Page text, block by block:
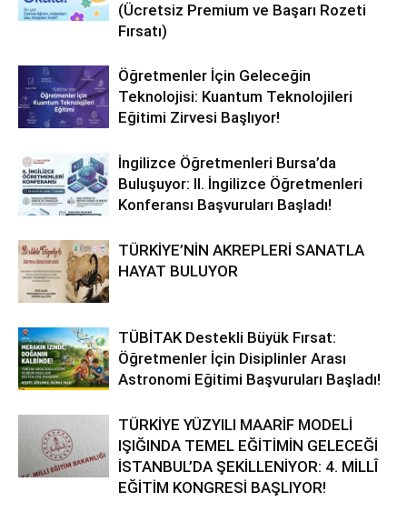
(Ücretsiz Premium ve Başarı Rozeti
Fırsatı)
Öğretmenler İçin Geleceğin
Teknolojisi: Kuantum Teknolojileri
Eğitimi Zirvesi Başlıyor!
İngilizce Öğretmenleri Bursa’da
Buluşuyor: II. İngilizce Öğretmenleri
Konferansı Başvuruları Başladı!
TÜRKİYE’NİN AKREPLERİ SANATLA
HAYAT BULUYOR
TÜBİTAK Destekli Büyük Fırsat:
Öğretmenler İçin Disiplinler Arası
Astronomi Eğitimi Başvuruları Başladı!
TÜRKİYE YÜZYILI MAARİF MODELİ
IŞIĞINDA TEMEL EĞİTİMİN GELECEĞİ
İSTANBUL’DA ŞEKİLLENİYOR: 4. MİLLÎ
EĞİTİM KONGRESİ BAŞLIYOR!